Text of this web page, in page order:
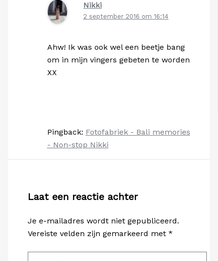
Nikki
2 september 2016 om 16:14
Ahw! Ik was ook wel een beetje bang
om in mijn vingers gebeten te worden
XX
Pingback: Fotofabriek - Bali memories
- Non-stop Nikki
Laat een reactie achter
Je e-mailadres wordt niet gepubliceerd.
Vereiste velden zijn gemarkeerd met *